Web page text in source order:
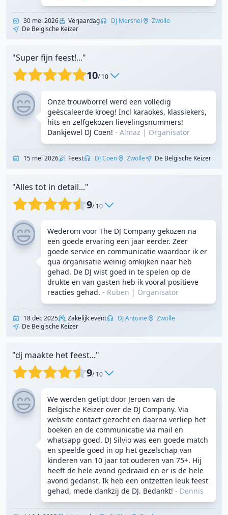
30 mei 2026 Verjaardag DJ Mershel
Zwolle
De Belgische Keizer
"Super fijn feest!..."
10/ 10
Onze trouwborrel werd een volledig
geëscaleerde kroeg! Incl karaokes, klassiekers,
hits en zelfgekozen lievelingsnummers!
Dankjewel DJ Coen! - Almaz | Organisator
15 mei 2026 Feest DJ Coen Zwolle De Belgische Keizer
"Alles tot in detail..."
9/ 10
Wederom voor The DJ Company gekozen na
een goede ervaring een jaar eerder. Zeer
goede service en communicatie waardoor ik er
qua organisatie weinig omkijken naar heb
gehad. De DJ wist goed in te spelen op de
drukte en van gasten heb ik vooral positieve
reacties gehad. - Ruben | Organisator
18 dec 2025 Zakelijk event DJ Antoine
Zwolle
De Belgische Keizer
"dj maakte het feest..."
9/ 10
We werden getipt door Jeroen van de
Belgische Keizer over de DJ Company. Via
website contact gezocht en daarna verliep het
boeken en de communicatie via mail en
whatsapp goed. DJ Silvio was een goede match
en speelde goed in op het gezelschap van
kinderen van 10 jaar tot ouderen van 75+. Hij
heeft de hele avond gedraaid en er is de hele
avond gedanst. Ik heb een ontzetten leuk feest
gehad, mede dankzij de DJ. Bedankt! - Dennis